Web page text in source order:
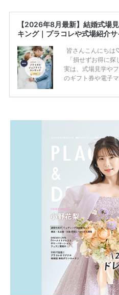
【2026年8月最新】結婚式場
キング｜プラコレや式場紹介
皆さんこんにちは
「損せずお得に
実は、式場見学や
のギフト券や電子
ため、比較せずに
一番お得？」「プ
解決します。 ま
ング診断